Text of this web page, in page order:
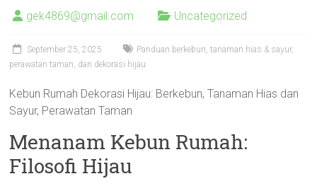
gek4869@gmail.com Uncategorized
September 25, 2025
Panduan berkebun, tanaman hias & sayur,
perawatan taman, dan dekorasi hijau
Kebun Rumah Dekorasi Hijau: Berkebun, Tanaman Hias dan
Sayur, Perawatan Taman
Menanam Kebun Rumah:
Filosofi Hijau